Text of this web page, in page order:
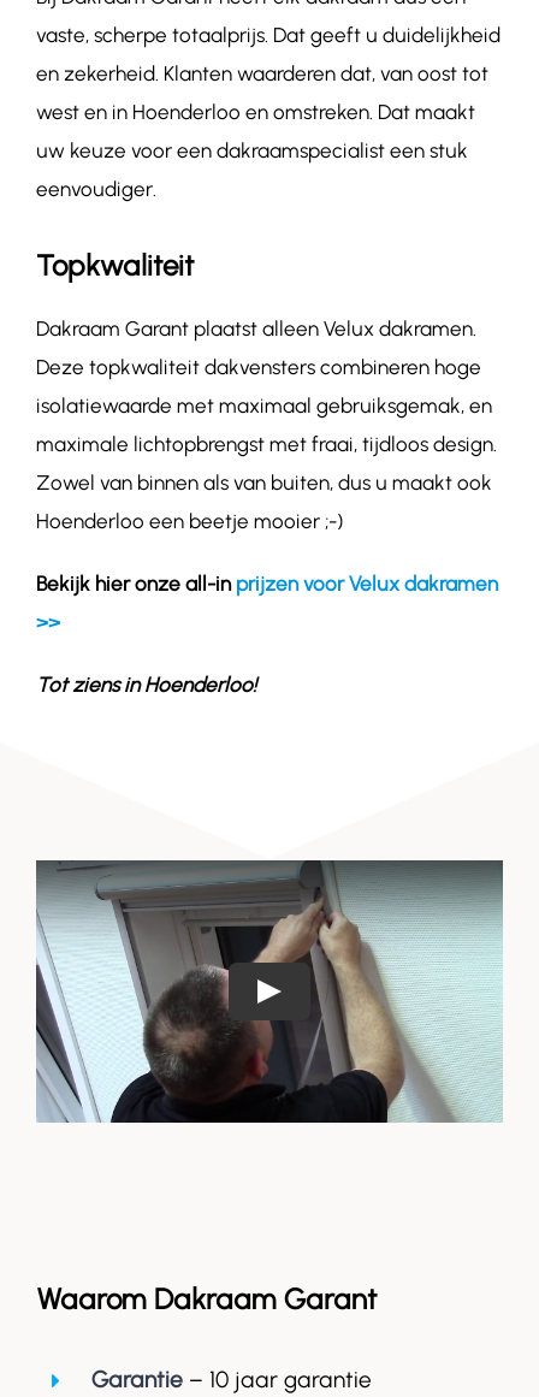
vaste, scherpe totaalprijs. Dat geeft u duidelijkheid
en zekerheid. Klanten waarderen dat, van oost tot
west en in Hoenderloo en omstreken. Dat maakt
uw keuze voor een dakraamspecialist een stuk
eenvoudiger.
Topkwaliteit
Dakraam Garant plaatst alleen Velux dakramen.
Deze topkwaliteit dakvensters combineren hoge
isolatiewaarde met maximaal gebruiksgemak, en
maximale lichtopbrengst met fraai, tijdloos design.
Zowel van binnen als van buiten, dus u maakt ook
Hoenderloo een beetje mooier ;-)
Bekijk hier onze all-in prijzen voor Velux dakramen
>>
Tot ziens inHoenderloo!
Waarom Dakraam Garant
Garantie– 10 jaar garantie